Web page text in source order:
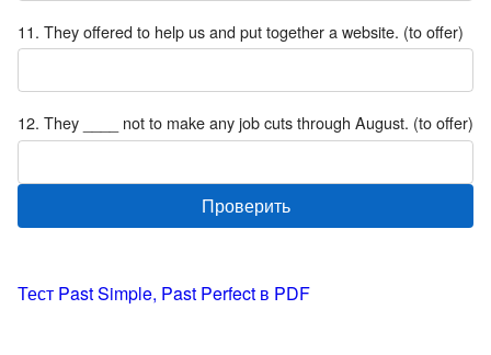
11. They offered to help us and put together a website. (to offer)
12. They ____ not to make any job cuts through August. (to offer)
Проверить
Тест Past Simple, Past Perfect в PDF